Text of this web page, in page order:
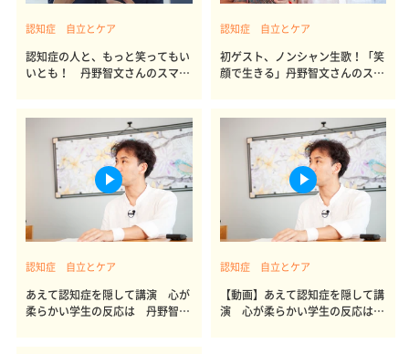
認知症 自立とケア
認知症の人と、もっと笑ってもい
いとも！ 丹野智文さんのスマイ
認知症 自立とケア
初ゲスト、ノンシャン生歌！「笑
顔で生きる」丹野智文さんのスマ
認知症 自立とケア
あえて認知症を隠して講演 心が
柔らかい学生の反応は 丹野智文
認知症 自立とケア
【動画】あえて認知症を隠して講
演 心が柔らかい学生の反応は